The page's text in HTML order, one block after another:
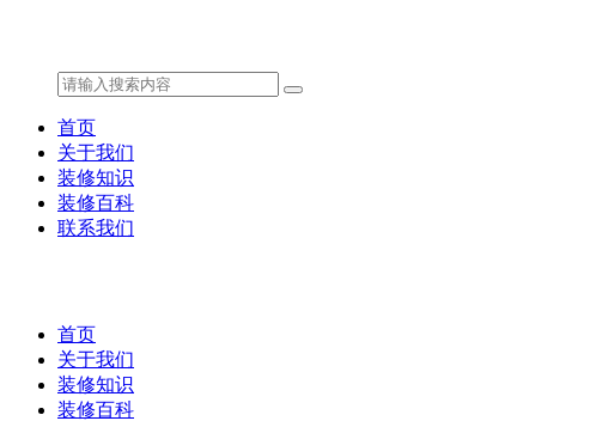
首页
关于我们
装修知识
装修百科
联系我们
首页
关于我们
装修知识
装修百科